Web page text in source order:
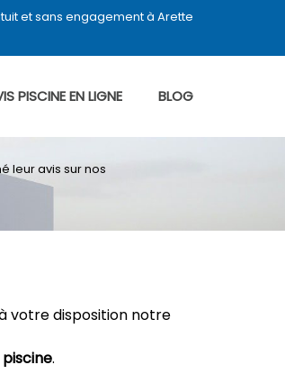
et sans engagement à Arette
PISCINE EN LIGNE BLOG
votre disposition notre
.
leuravis sur nos